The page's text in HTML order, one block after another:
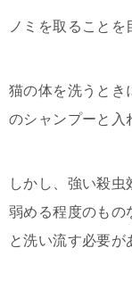
ノミを取ることを
猫の体を洗うとき
のシャンプーと入
しかし、強い殺
弱める程度のもの
と洗い流す必要が